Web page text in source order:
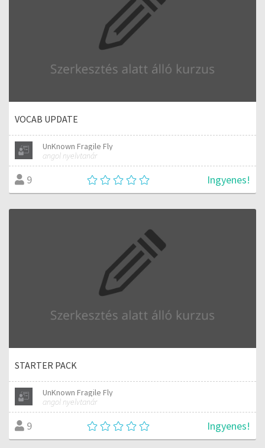
VOCAB UPDATE
UnKnown Fragile Fly
angol nyelvtanár
9 Ingyenes!
STARTER PACK
UnKnown Fragile Fly
angol nyelvtanár
9 Ingyenes!